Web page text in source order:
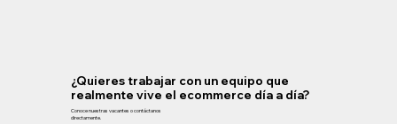
¿Quieres trabajar con un equipo que
realmente vive el ecommerce día a día?
Conoce nuestras vacantes o contáctanos
directamente.